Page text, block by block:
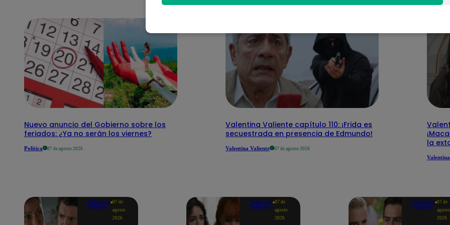
Nuevo anuncio del Gobierno sobre los
feriados: ¿Ya no serán los viernes?
Política 07 de agosto 2026
Valentina Valiente capítulo 110: ¡Frida es
secuestrada en presencia de Edmundo!
Valentina Valiente 07 de agosto 2026
la
Valentina
Valiente
07 de
agosto
2026
Valentina
Valiente
07 de
agosto
2026
Valentina
Valiente
07 de
agosto
2026